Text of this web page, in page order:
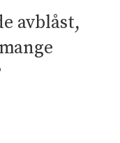
avblåst,